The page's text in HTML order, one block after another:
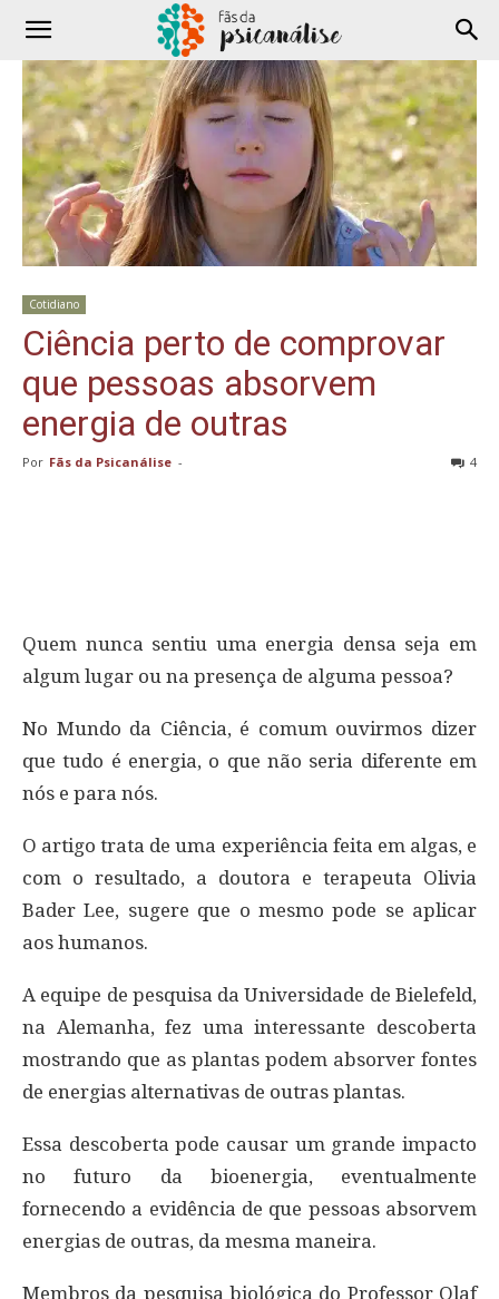
Cotidiano
Ciência perto de comprovar
que pessoas absorvem
energia de outras
Por Fãs da Psicanálise - 4
Quem nunca sentiu uma energia densa seja em
algum lugar ou na presença de alguma pessoa?
No Mundo da Ciência, é comum ouvirmos dizer
que tudo é energia, o que não seria diferente em
nós e para nós.
O artigo trata de uma experiência feita em algas, e
com o resultado, a doutora e terapeuta Olivia
Bader Lee, sugere que o mesmo pode se aplicar
aos humanos.
A equipe de pesquisa da Universidade de Bielefeld,
na Alemanha, fez uma interessante descoberta
mostrando que as plantas podem absorver fontes
de energias alternativas de outras plantas.
Essa descoberta pode causar um grande impacto
no futuro da bioenergia, eventualmente
fornecendo a evidência de que pessoas absorvem
energias de outras, da mesma maneira.
Membros da pesquisa biológica do Professor Olaf